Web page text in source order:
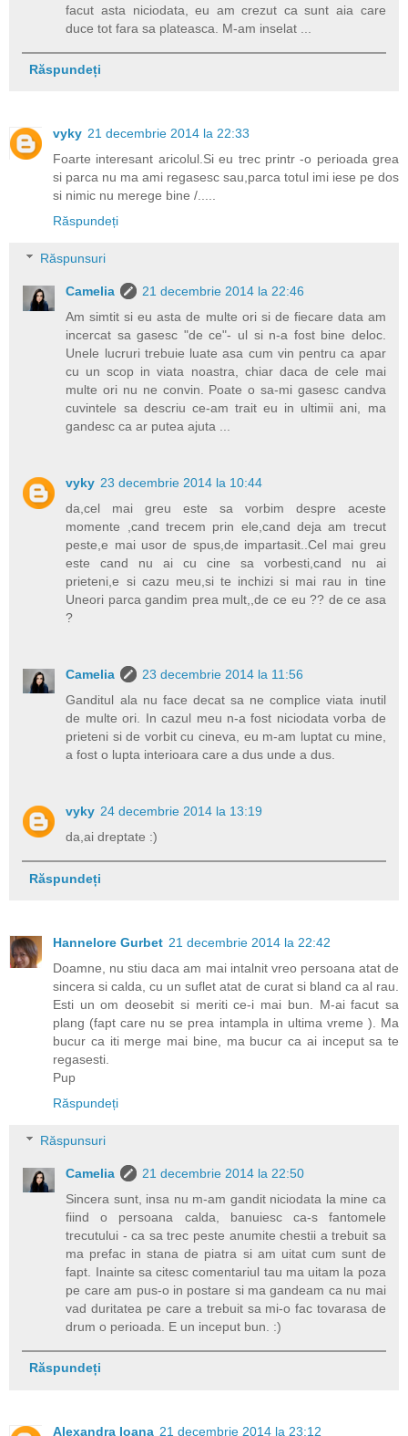
facut asta niciodata, eu am crezut ca sunt aia care
duce tot fara sa plateasca. M-am inselat ...
Răspundeți
vyky 21 decembrie 2014 la 22:33
Foarte interesant aricolul.Si eu trec printr -o perioada grea
si parca nu ma ami regasesc sau,parca totul imi iese pe dos
si nimic nu merege bine /.....
Răspundeți
Răspunsuri
Camelia
21 decembrie 2014 la 22:46
Am simtit si eu asta de multe ori si de fiecare data am
incercat sa gasesc "de ce"- ul si n-a fost bine deloc.
Unele lucruri trebuie luate asa cum vin pentru ca apar
cu un scop in viata noastra, chiar daca de cele mai
multe ori nu ne convin. Poate o sa-mi gasesc candva
cuvintele sa descriu ce-am trait eu in ultimii ani, ma
gandesc ca ar putea ajuta ...
vyky 23 decembrie 2014 la 10:44
da,cel mai greu este sa vorbim despre aceste
momente ,cand trecem prin ele,cand deja am trecut
peste,e mai usor de spus,de impartasit..Cel mai greu
este cand nu ai cu cine sa vorbesti,cand nu ai
prieteni,e si cazu meu,si te inchizi si mai rau in tine
Uneori parca gandim prea mult,,de ce eu ?? de ce asa
?
Camelia
23 decembrie 2014 la 11:56
Ganditul ala nu face decat sa ne complice viata inutil
de multe ori. In cazul meu n-a fost niciodata vorba de
prieteni si de vorbit cu cineva, eu m-am luptat cu mine,
a fost o lupta interioara care a dus unde a dus.
vyky 24 decembrie 2014 la 13:19
da,ai dreptate :)
Răspundeți
Hannelore Gurbet 21 decembrie 2014 la 22:42
Doamne, nu stiu daca am mai intalnit vreo persoana atat de
sincera si calda, cu un suflet atat de curat si bland ca al rau.
Esti un om deosebit si meriti ce-i mai bun. M-ai facut sa
plang (fapt care nu se prea intampla in ultima vreme ). Ma
bucur ca iti merge mai bine, ma bucur ca ai inceput sa te
regasesti.
Pup
Răspundeți
Răspunsuri
Camelia
21 decembrie 2014 la 22:50
Sincera sunt, insa nu m-am gandit niciodata la mine ca
fiind o persoana calda, banuiesc ca-s fantomele
trecutului - ca sa trec peste anumite chestii a trebuit sa
ma prefac in stana de piatra si am uitat cum sunt de
fapt. Inainte sa citesc comentariul tau ma uitam la poza
pe care am pus-o in postare si ma gandeam ca nu mai
vad duritatea pe care a trebuit sa mi-o fac tovarasa de
drum o perioada. E un inceput bun. :)
Răspundeți
Alexandra Ioana 21 decembrie 2014 la 23:12